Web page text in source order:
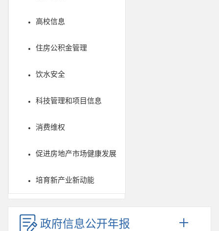
高校信息
住房公积金管理
饮水安全
科技管理和项目信息
消费维权
促进房地产市场健康发展
培育新产业新动能
政府信息公开年报